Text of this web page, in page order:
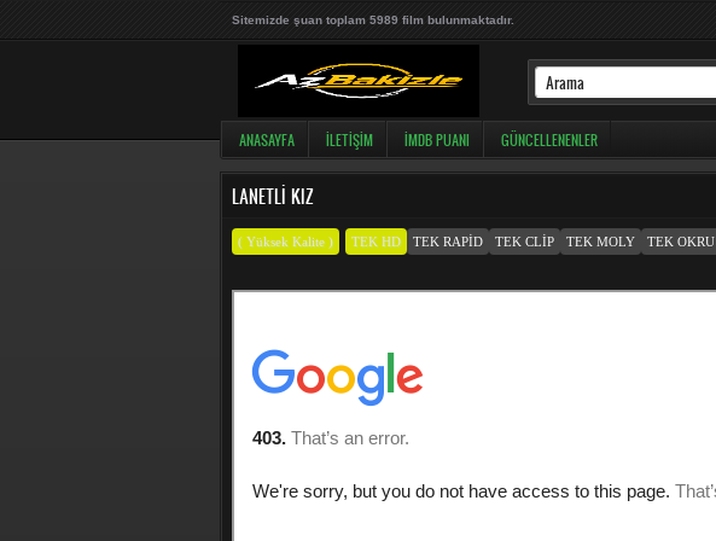
Sitemizde şuan toplam 5989 film bulunmaktadır.
ANASAYFA İLETIŞIM İMDB PUANI GÜNCELLENENLER
LANETLI KIZ
( Yüksek Kalite ) TEK HD TEK RAPID TEK CLIP TEK MOLY TEK OKRU